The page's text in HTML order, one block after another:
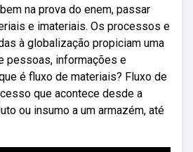
na prova do enem, passar
e imateriais. Os processos e
à globalização propiciam uma
pessoas, informações e
é fluxo de materiais? Fluxo de
que acontece desde a
ou insumo a um armazém, até